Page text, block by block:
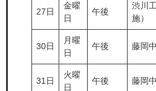
27日
金曜
日
午後
渋川
施）
30日
月曜
日
午後 藤岡
31日
火曜
日
午後 藤岡